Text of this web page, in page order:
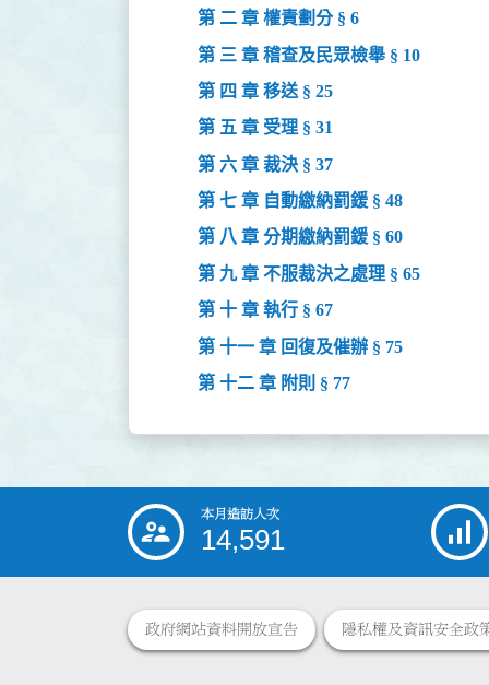
第 二 章 權責劃分 § 6
第 三 章 稽查及民眾檢舉 § 10
第 四 章 移送 § 25
第 五 章 受理 § 31
第 六 章 裁決 § 37
第 七 章 自動繳納罰鍰 § 48
第 八 章 分期繳納罰鍰 § 60
第 九 章 不服裁決之處理 § 65
第 十 章 執行 § 67
第 十一 章 回復及催辦 § 75
第 十二 章 附則 § 77
::: 本月造訪人次
14,591
政府網站資料開放宣告 隱私權及資訊安全政